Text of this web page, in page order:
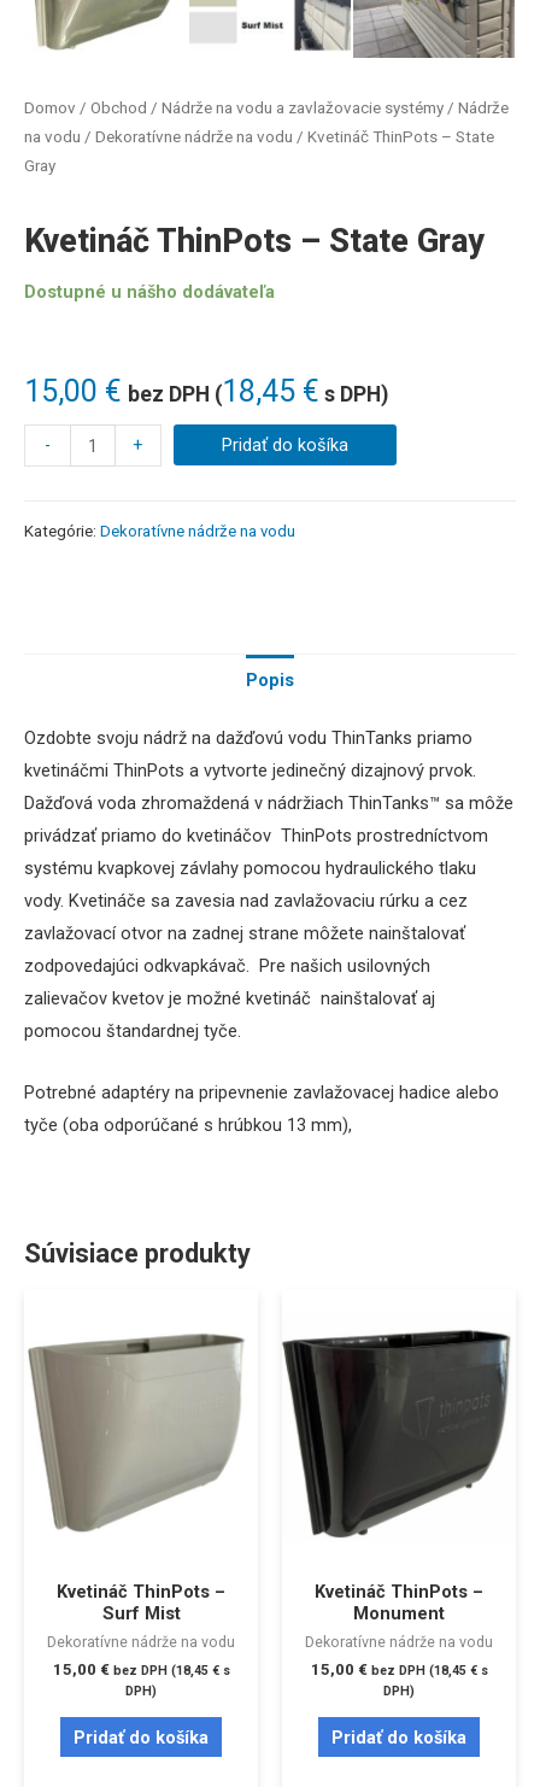
Domov / Obchod / Nádrže na vodu a zavlažovacie systémy / Nádrže
na vodu / Dekoratívne nádrže na vodu / Kvetináč ThinPots – State
Gray
Kvetináč ThinPots – State Gray
15,00 € bez DPH (18,45 € s DPH)
Dostupné u nášho dodávateľa
- + Pridať do košíka
Kategórie: Dekoratívne nádrže na vodu
Popis
Ozdobte svoju nádrž na dažďovú vodu ThinTanks priamo
kvetináčmi ThinPots a vytvorte jedinečný dizajnový prvok.
Dažďová voda zhromaždená v nádržiach ThinTanks™ sa môže
privádzať priamo do kvetináčov ThinPots prostredníctvom
systému kvapkovej závlahy pomocou hydraulického tlaku
vody. Kvetináče sa zavesia nad zavlažovaciu rúrku a cez
zavlažovací otvor na zadnej strane môžete nainštalovať
zodpovedajúci odkvapkávač. Pre našich usilovných
zalievačov kvetov je možné kvetináč nainštalovať aj
pomocou štandardnej tyče.
Potrebné adaptéry na pripevnenie zavlažovacej hadice alebo
tyče (oba odporúčané s hrúbkou 13 mm),
Súvisiace produkty
Kvetináč ThinPots –
Surf Mist
Dekoratívne nádrže na vodu
15,00 € bez DPH (18,45 €s
DPH)
Pridať do košíka
Kvetináč ThinPots –
Monument
Dekoratívne nádrže na vodu
15,00 € bez DPH (18,45 €s
DPH)
Pridať do košíka